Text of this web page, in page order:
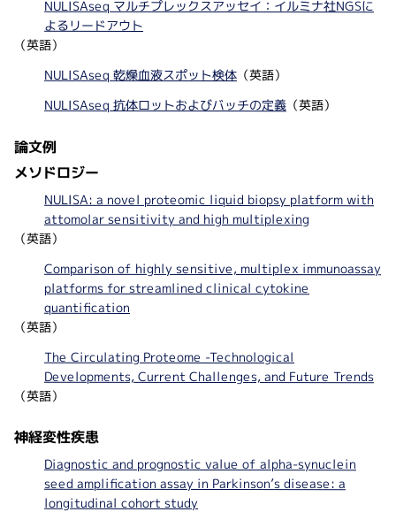
NULISAseq マルチプレックスアッセイ：イルミナ社NGSに
よるリードアウト
（英語）
NULISAseq 乾燥血液スポット検体（英語）
NULISAseq 抗体ロットおよびバッチの定義（英語）
論文例
メソドロジー
NULISA: a novel proteomic liquid biopsy platform with
attomolar sensitivity and high multiplexing
（英語）
Comparison of highly sensitive, multiplex immunoassay
platforms for streamlined clinical cytokine
quantification
（英語）
The Circulating Proteome -Technological
Developments, Current Challenges, and Future Trends
（英語）
神経変性疾患
Diagnostic and prognostic value of alpha-synuclein
seed amplification assay in Parkinson’s disease: a
longitudinal cohort study